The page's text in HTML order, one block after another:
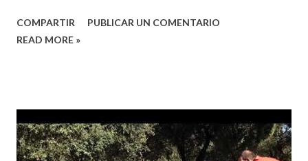
importante está en la vida cotidiana como campo de misión,
roto. Tras recibir la visita constante de una mujer de etnia
gitana que solicitaba alimentos, decidimos conocerla
COMPARTIR
PUBLICAR UN COMENTARIO
READ MORE »